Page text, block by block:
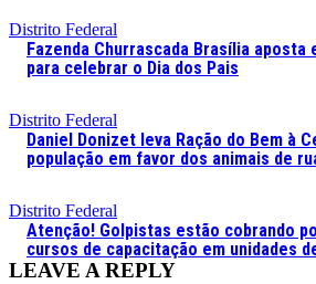
Distrito Federal
Fazenda Churrascada Brasília
para celebrar o Dia dos Pais
Distrito Federal
Daniel Donizet leva Ração do Bem à
população em favor dos animais de
Distrito Federal
Atenção! Golpistas estão cobrando
cursos de capacitação em unidades
LEAVE A REPLY